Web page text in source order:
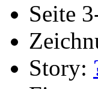
Seite
Story: